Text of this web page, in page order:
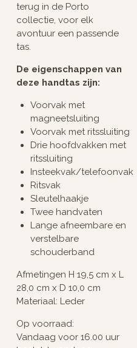
terug in de Porto
collectie, voor elk
avontuur een passende
tas.
De eigenschappen van
deze handtas zijn:
Voorvak met
magneetsluiting
Voorvak met ritssluiting
Drie hoofdvakken met
ritssluiting
Insteekvak/telefoonvak
Ritsvak
Sleutelhaakje
Twee handvaten
Lange afneembare en
verstelbare
schouderband
Afmetingen H 19,5 cm x L
28,0 cm x D 10,0 cm
Materiaal: Leder
Op voorraad:
Vandaag voor 16.00 uur